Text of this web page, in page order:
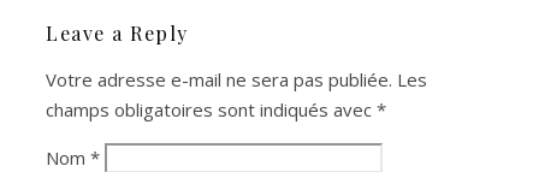
Leave a Reply
Votre adresse e-mail ne sera pas publiée. Les
champs obligatoires sont indiqués avec *
Nom *